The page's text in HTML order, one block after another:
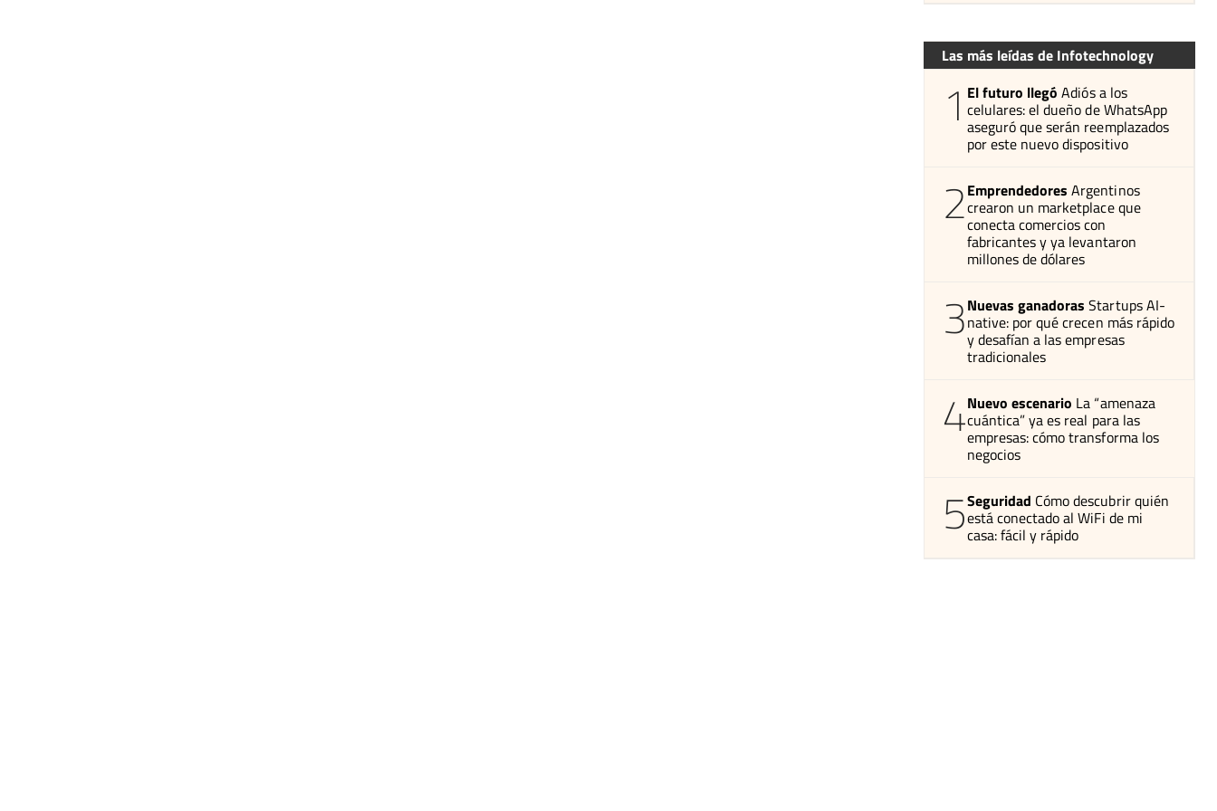
Las más leídas de Infotechnology
1 El futuro llegó Adiós a los
celulares: el dueño de WhatsApp
aseguró que serán reemplazados
por este nuevo dispositivo
2Emprendedores Argentinos
crearon un marketplace que
conecta comercios con
fabricantes y ya levantaron
millones de dólares
3Nuevas ganadoras Startups AI-
native: por qué crecen más rápido
y desafían a las empresas
tradicionales
4Nuevo escenario La “amenaza
cuántica” ya es real para las
empresas: cómo transforma los
negocios
5Seguridad Cómo descubrir quién
está conectado al WiFi de mi
casa: fácil y rápido